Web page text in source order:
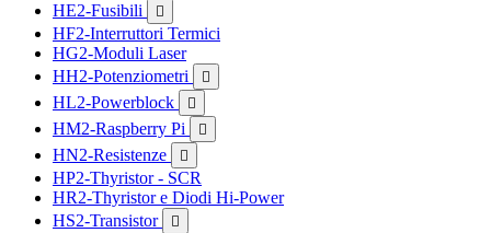
HE2-Fusibili 
HF2-Interruttori Termici
HG2-Moduli Laser
HH2-Potenziometri

HL2-Powerblock 
HM2-Raspberry Pi 
HN2-Resistenze 
HP2-Thyristor - SCR
HR2-Thyristor e Diodi Hi-Power
HS2-Transistor
